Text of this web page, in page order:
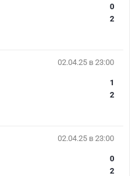
0
2
02.04.25 в 23:00
1
2
02.04.25 в 23:00
0
2